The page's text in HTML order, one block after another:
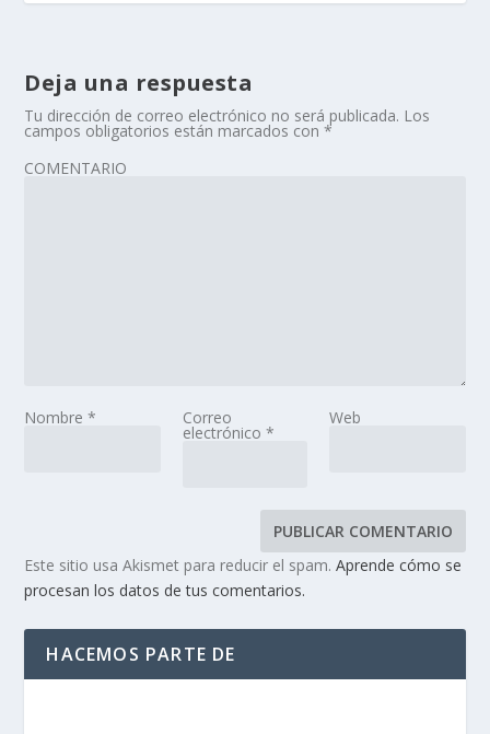
Deja una respuesta
Tu dirección de correo electrónico no será publicada. Los
campos obligatorios están marcados con*
COMENTARIO
Nombre* Correo
electrónico *
Web
Este sitio usa Akismet para reducir el spam.Aprende cómo se
procesan los datos de tus comentarios.
HACEMOS PARTE DE